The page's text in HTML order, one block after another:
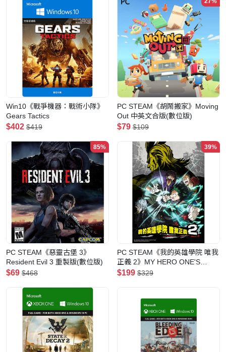
Win10《戰爭機器：戰術小隊》
Gears Tactics
$402 $419
PC STEAM《胡鬧搬家》Moving
Out 中英文合版(數位版)
$79 $109
85%
PC STEAM《惡靈古堡 3》
Resident Evil 3 重製版(數位版)
$69 $468
39%
PC STEAM《我的英雄學院 唯我
正義 2》MY HERO ONE'S
JUSTICE 2 國際中文版(數位版)
$199 $329